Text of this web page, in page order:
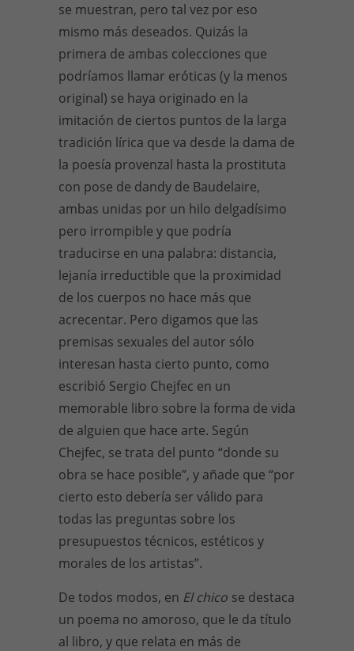
se muestran, pero tal vez por eso
mismo más deseados. Quizás la
primera de ambas colecciones que
podríamos llamar eróticas (y la menos
original) se haya originado en la
imitación de ciertos puntos de la larga
tradición lírica que va desde la dama de
la poesía provenzal hasta la prostituta
con pose de dandy de Baudelaire,
ambas unidas por un hilo delgadísimo
pero irrompible y que podría
traducirse en una palabra: distancia,
lejanía irreductible que la proximidad
de los cuerpos no hace más que
acrecentar. Pero digamos que las
premisas sexuales del autor sólo
interesan hasta cierto punto, como
escribió Sergio Chejfec en un
memorable libro sobre la forma de vida
de alguien que hace arte. Según
Chejfec, se trata del punto “donde su
obra se hace posible”, y añade que “por
cierto esto debería ser válido para
todas las preguntas sobre los
presupuestos técnicos, estéticos y
morales de los artistas”.
De todos modos, en El chico se destaca
un poema no amoroso, que le da título
al libro, y que relata en más de